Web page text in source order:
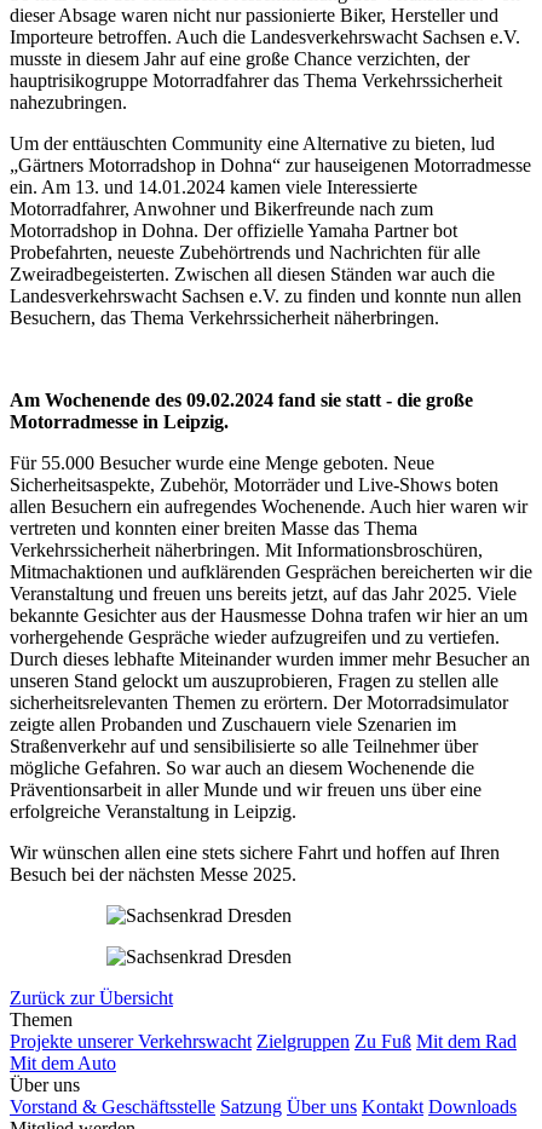
dieser Absage waren nicht nur passionierte Biker, Hersteller und
Importeure betroffen. Auch die Landesverkehrswacht Sachsen e.V.
musste in diesem Jahr auf eine große Chance verzichten, der
hauptrisikogruppe Motorradfahrer das Thema Verkehrssicherheit
nahezubringen.
Um der enttäuschten Community eine Alternative zu bieten, lud
„Gärtners Motorradshop in Dohna“ zur hauseigenen Motorradmesse
ein. Am 13. und 14.01.2024 kamen viele Interessierte
Motorradfahrer, Anwohner und Bikerfreunde nach zum
Motorradshop in Dohna. Der offizielle Yamaha Partner bot
Probefahrten, neueste Zubehörtrends und Nachrichten für alle
Zweiradbegeisterten. Zwischen all diesen Ständen war auch die
Landesverkehrswacht Sachsen e.V. zu finden und konnte nun allen
Besuchern, das Thema Verkehrssicherheit näherbringen.
Am Wochenende des 09.02.2024 fand sie statt - die große
Motorradmesse in Leipzig.
Für 55.000 Besucher wurde eine Menge geboten. Neue
Sicherheitsaspekte, Zubehör, Motorräder und Live-Shows boten
allen Besuchern ein aufregendes Wochenende. Auch hier waren wir
vertreten und konnten einer breiten Masse das Thema
Verkehrssicherheit näherbringen. Mit Informationsbroschüren,
Mitmachaktionen und aufklärenden Gesprächen bereicherten wir die
Veranstaltung und freuen uns bereits jetzt, auf das Jahr 2025. Viele
bekannte Gesichter aus der Hausmesse Dohna trafen wir hier an um
vorhergehende Gespräche wieder aufzugreifen und zu vertiefen.
Durch dieses lebhafte Miteinander wurden immer mehr Besucher an
unseren Stand gelockt um auszuprobieren, Fragen zu stellen alle
sicherheitsrelevanten Themen zu erörtern. Der Motorradsimulator
zeigte allen Probanden und Zuschauern viele Szenarien im
Straßenverkehr auf und sensibilisierte so alle Teilnehmer über
mögliche Gefahren. So war auch an diesem Wochenende die
Präventionsarbeit in aller Munde und wir freuen uns über eine
erfolgreiche Veranstaltung in Leipzig.
Wir wünschen allen eine stets sichere Fahrt und hoffen auf Ihren
Besuch bei der nächsten Messe 2025.
Zurück zur Übersicht
Themen
Projekte unserer Verkehrswacht Zielgruppen Zu Fuß Mit dem Rad
Mit dem Auto
Über uns
Vorstand & Geschäftsstelle Satzung Über uns Kontakt Downloads